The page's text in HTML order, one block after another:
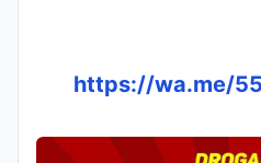
https://wa.me/